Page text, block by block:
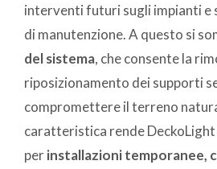
interventi futuri sugli impianti e
di manutenzione. A questo si
del sistema, che consente la
riposizionamento dei supporti
compromettere il terreno
caratteristica rende
perinstallazioni temporanee,